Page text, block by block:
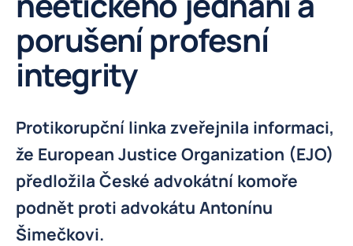
porušení profesní
integrity
Protikorupční linka zveřejnila informaci,
že European Justice Organization (EJO)
předložila České advokátní komoře
podnět proti advokátu Antonínu
Šimečkovi.